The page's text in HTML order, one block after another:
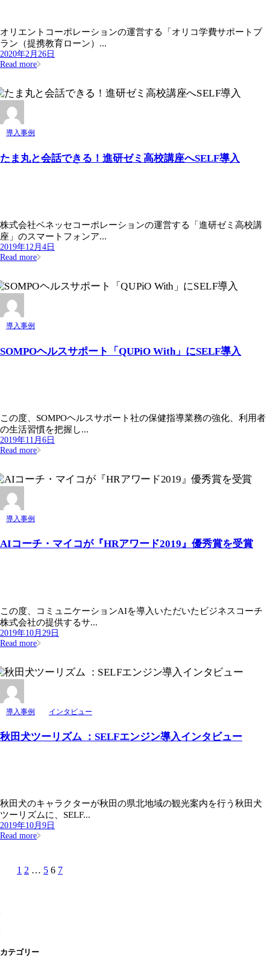
オリエントコーポレーションの運営する「オリコ学費サポートプ
ラン（提携教育ローン）...
2020年2月26日
Read more
導入事例
たま丸と会話できる！進研ゼミ高校講座へSELF導入
株式会社ベネッセコーポレーションの運営する「進研ゼミ高校講
座」のスマートフォンア...
2019年12月4日
Read more
導入事例
SOMPOヘルスサポート「QUPiO With」にSELF導入
この度、SOMPOヘルスサポート社の保健指導業務の強化、利用者
の生活習慣を把握し...
2019年11月6日
Read more
導入事例
AIコーチ・マイコが『HRアワード2019』優秀賞を受賞
この度、コミュニケーションAIを導入いただいたビジネスコーチ
株式会社の提供するサ...
2019年10月29日
Read more
導入事例 インタビュー
秋田犬ツーリズム ：SELFエンジン導入インタビュー
秋田犬のキャラクターが秋田の県北地域の観光案内を行う秋田犬
ツーリズムに、SELF...
2019年10月9日
Read more
1 2 … 5 6 7
カテゴリー